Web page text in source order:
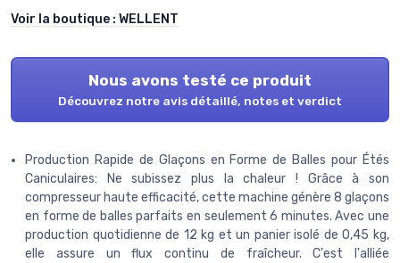
Voir la boutique : WELLENT
Nous avons testé ce produit
Découvrez notre avis détaillé, notes et verdict
Production Rapide de Glaçons en Forme de Balles pour Étés
Caniculaires: Ne subissez plus la chaleur ! Grâce à son
compresseur haute efficacité, cette machine génère 8 glaçons
en forme de balles parfaits en seulement 6 minutes. Avec une
production quotidienne de 12 kg et un panier isolé de 0,45 kg,
elle assure un flux continu de fraîcheur. C'est l'alliée